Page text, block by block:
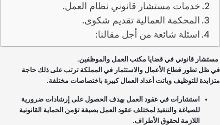
خدمات مستشار قانوني نظام العمل.
المحكمة العمالية تقديم شكوى.
اسئلة شائعة من أجل مقالنا:
قانوني في قضايا مكتب العمل والموظفين.
ظل تطور قطاع الأعمال والاستثمار في المملكة ترتب على ذلك حاجة
للتوظيف وباتت أعداد العمال كبيرة باختصاصات مختلفة.
استشارات في عقود العمل بهدف الحصول على إرشادات ضرورية
للصياغة والتنفيذ لمختلف عقود العمل بصيغة تؤمن الحماية القانونية
اللازمة لحقوق الأطراف.